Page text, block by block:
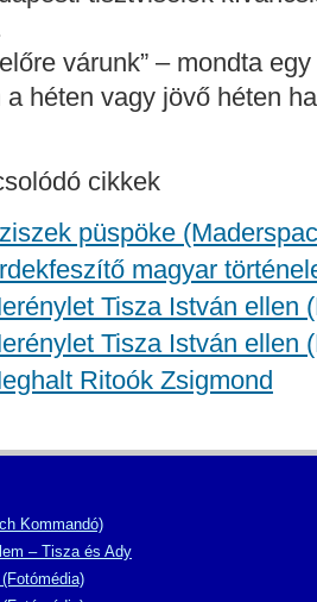
várunk” – mondta
a héten vagy jövő héten
cikkek
püspöke
magyar
Tisza István ellen
Tisza István ellen
Ritoók Zsigmond
Kommandó)
– Tisza és Ady